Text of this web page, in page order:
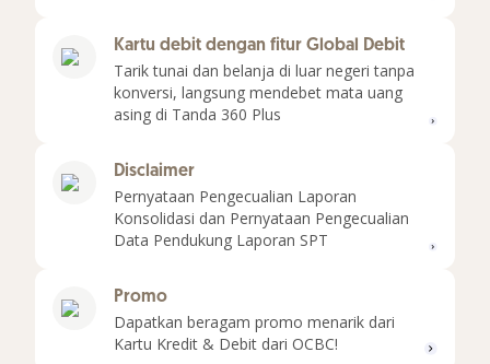
Kartu debit dengan fitur Global Debit
Tarik tunai dan belanja di luar negeri tanpa
konversi, langsung mendebet mata uang
asing di Tanda 360 Plus
Disclaimer
Pernyataan Pengecualian Laporan
Konsolidasi dan Pernyataan Pengecualian
Data Pendukung Laporan SPT
Promo
Dapatkan beragam promo menarik dari
Kartu Kredit & Debit dari OCBC!